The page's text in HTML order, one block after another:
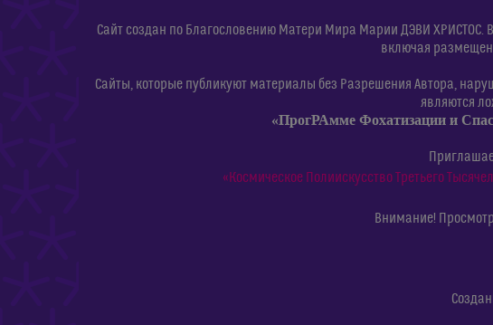
Сайт создан по Благословению Матери Мира Марии ДЭВИ
включая
Сайты, которые публикуют материалы без Разрешения Автора,
являются
«ПрогРАмме Фохатизации и
«Космическое Полиискусство Третьего
Внимание!